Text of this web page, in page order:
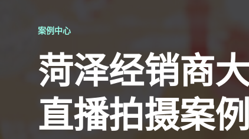
案例中心
菏泽经销商
直播拍摄案例